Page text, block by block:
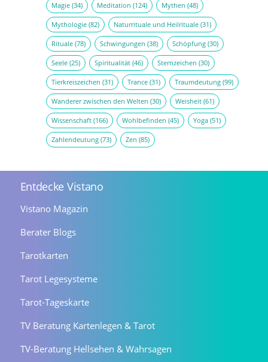
Magie(34) Meditation (124) Mythen (48)
Mythologie(82) Naturrituale und Heilrituale(31)
Rituale(78) Schwingungen (38) Schöpfung(30)
Seele(25) Spiritualität(46) Sternzeichen (30)
Tierkreiszeichen (31) Trance(31) Traumdeutung(99)
Wanderer zwischen den Welten (30) Weisheit(61)
Wissenschaft(166) Wohlbefinden (45) Yoga(51)
Zahlendeutung(73) Zen (85)
Entdecke Vistano
Vistano Magazin
Berater Blogs
Tarotkarten
Tarot Legesysteme
Tarot-Tageskarte
TV Beratung Kartenlegen & Tarot
TV-Beratung Hellsehen & Wahrsagen